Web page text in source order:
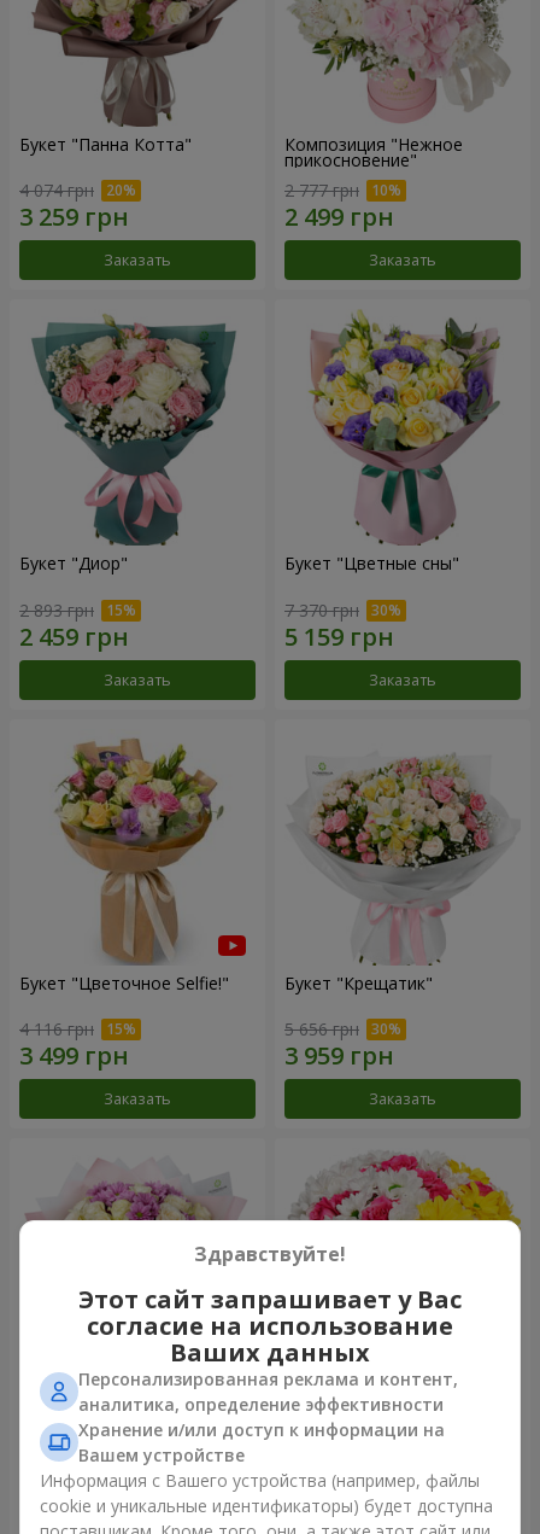
Букет "Панна Котта"
4 074 грн
Заказать
Композиция "Нежное
прикосновение"
2 777 грн
Заказать
Букет "Диор"
2 893 грн
Заказать
Букет "Цветные сны"
7 370 грн
Заказать
Букет "Цветочное Selfie!"
4 116 грн
Заказать
Букет "Крещатик"
5 656 грн
Заказать
Букет "Дежавю"
5 599 грн
Заказать
Цветы в коробке "Мое
сердце"
Заказать
Здравствуйте!
Этот сайт запрашивает у Вас
согласие на использование
Ваших данных
Персонализированная реклама и контент,
аналитика, определение эффективности
Хранение и/или доступ к информации на
Вашем устройстве
Информация с Вашего устройства (например, файлы
cookie и уникальные идентификаторы) будет доступна